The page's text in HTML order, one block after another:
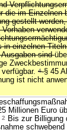
die im Einzelnen
gestellt
Vorhaben
in einzelnen
sind
4 § 45
ist nicht
Millionen Euro
2
Bis zur Billigung
schwebend